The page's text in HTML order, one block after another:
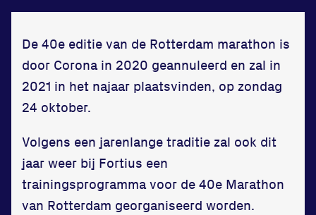
Zet een personal record
in onze gym
De 40e editie van de Rotterdam marathon is
door Corona in 2020 geannuleerd en zal in
2021 in het najaar plaatsvinden, op zondag
24 oktober.
Volgens een jarenlange traditie zal ook dit
jaar weer bij Fortius een
trainingsprogramma voor de 40e Marathon
van Rotterdam georganiseerd worden.